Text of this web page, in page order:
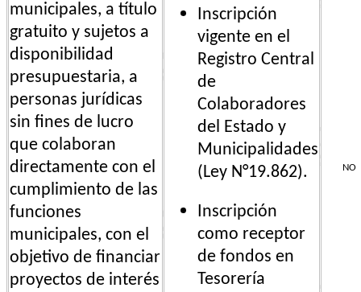
municipales, a título
gratuito y sujetos a
disponibilidad
presupuestaria, a
personas jurídicas
sin fines de lucro
que colaboran
directamente con el
cumplimiento de las
funciones
municipales, con el
objetivo de financiar
proyectos de interés
Inscripción
vigente en el
Registro Central
de
Colaboradores
del Estado y
Municipalidades
(Ley N°19.862).
Inscripción
como receptor
de fondos en
Tesorería
NO